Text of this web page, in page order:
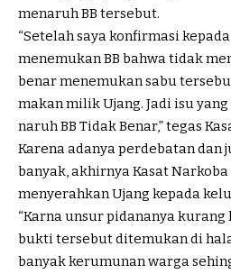
menaruh BB tersebut.
“Setelah saya konfirmasi
menemukan BB bahwa tidak
benar menemukan sabu
makan milik Ujang. Jadi isu
naruh BB Tidak Benar,” tegas
Karena adanya perdebatan dan
banyak, akhirnya Kasat
menyerahkan Ujang kepada
“Karna unsur pidananya
bukti tersebut ditemukan di
banyak kerumunan warga